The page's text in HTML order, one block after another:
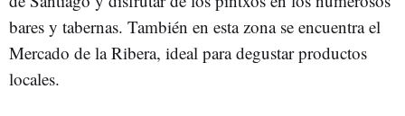
bares y tabernas. También en esta zona se encuentra el
Mercado de la Ribera, ideal para degustar productos
locales.